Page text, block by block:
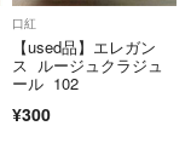
口紅
【used品】エレガン
ス ルージュクラジュ
ール 102
¥300